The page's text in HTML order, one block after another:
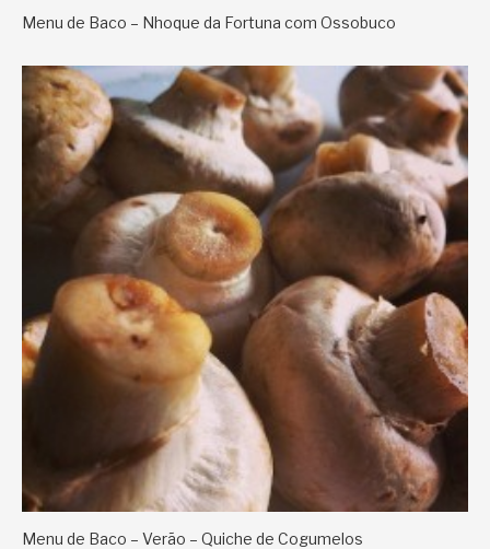
Menu de Baco – Nhoque da Fortuna com Ossobuco
Menu de Baco – Verão – Quiche de Cogumelos